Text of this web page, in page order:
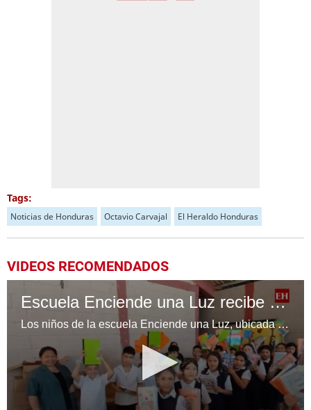
Tags:
Noticias de Honduras Octavio Carvajal El Heraldo Honduras
VIDEOS RECOMENDADOS
Escuela Enciende una Luz recibe cuadernos Quick, gracias a la Maratón del Saber
Los niños de la escuela Enciende una Luz, ubicada en la colonia Altos de Santa Rosa, al sur de Tegucigalpa, recibieron cuadernos Quick como parte de la Campaña Maratón del Saber.